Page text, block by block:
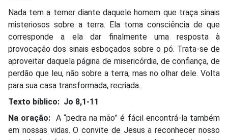
Nada tem a temer diante daquele homem que traça sinais
misteriosos sobre a terra. Ela toma consciência de que
corresponde a ela dar finalmente uma resposta à
provocação dos sinais esboçados sobre o pó. Trata-se de
aproveitar daquela página de misericórdia, de confiança, de
perdão que leu, não sobre a terra, mas no olhar dele. Volta
para sua casa transformada, recriada.
Texto bíblico: Jo 8,1-11
Na oração: A “pedra na mão” é fácil encontrá-la também
em nossas vidas. O convite de Jesus a reconhecer nosso